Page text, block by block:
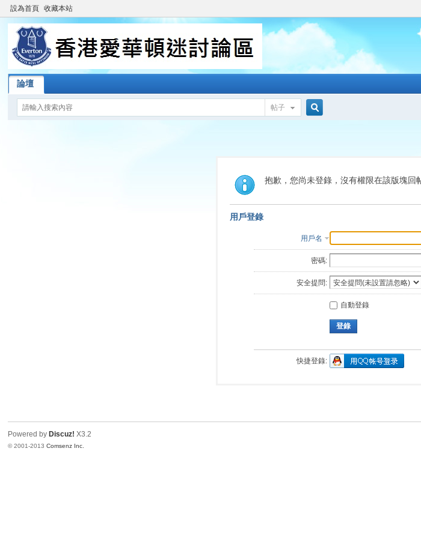
設為首頁 收藏本站
論壇
帖子
索
抱歉，您尚未登錄，沒有權限在該版塊回
用戶登錄
用戶名
密碼:
安全提問:
自動登錄
登錄
快捷登錄:
Powered by Discuz! X3.2
© 2001-2013Comsenz Inc.